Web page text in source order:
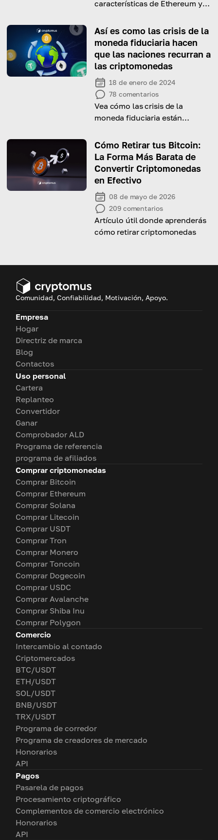
características de Ethereum y
se diferencian.
Así es como las crisis de la
moneda fiduciaria hacen
que las naciones recurran a
las criptomonedas
18 de enero de 2024
78 comentarios
Vea cómo las crisis de la
moneda fiduciaria están
a las criptomonedas
Cómo Retirar tus Bitcoin:
La Forma Más Barata de
Convertir Criptomonedas
en Efectivo
08 de mayo de 2026
209 comentarios
Artículo útil donde aprenderás
cómo retirar criptomonedas
Comunidad, Confiabilidad, Motivación, Apoyo.
Empresa
Hogar
Directriz de marca
Blog
Contactos
Uso personal
Cartera
Replanteo
Convertidor
Ganar
Comprobador ALD
Programa de referencia
programa de afiliados
Comprar criptomonedas
Comprar Bitcoin
Comprar Ethereum
Comprar Solana
Comprar Litecoin
Comprar USDT
Comprar Tron
Comprar Monero
Comprar Toncoin
Comprar Dogecoin
Comprar USDC
Comprar Avalanche
Comprar Shiba Inu
Comprar Polygon
Comercio
Intercambio al contado
Criptomercados
BTC/USDT
ETH/USDT
SOL/USDT
BNB/USDT
TRX/USDT
Programa de corredor
Programa de creadores de mercado
Honorarios
API
Pagos
Pasarela de pagos
Procesamiento criptográfico
Complementos de comercio electrónico
Honorarios
API